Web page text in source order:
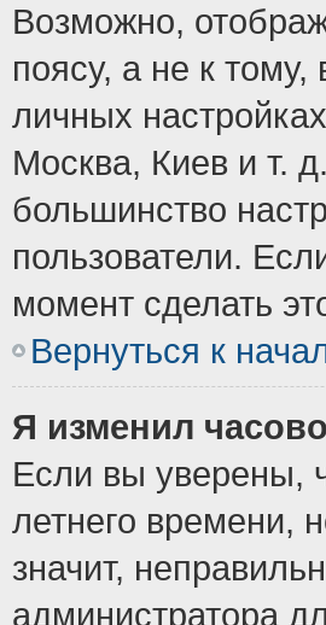
Возможно,
поясу, а не к
личных
Москва, Киев и т.
большинство
пользователи.
момент сделать
Вернуться к
Я изменил
Если вы уверены,
летнего времени,
значит,
администратора